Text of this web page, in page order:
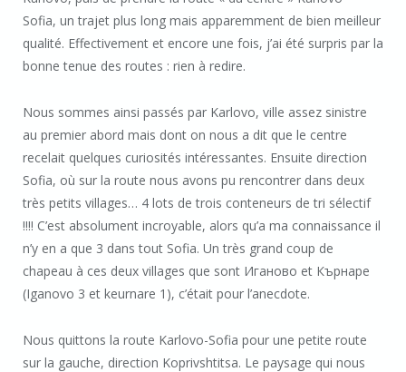
Sofia, un trajet plus long mais apparemment de bien meilleur
qualité. Effectivement et encore une fois, j’ai été surpris par la
bonne tenue des routes : rien à redire.
Nous sommes ainsi passés par Karlovo, ville assez sinistre
au premier abord mais dont on nous a dit que le centre
recelait quelques curiosités intéressantes. Ensuite direction
Sofia, où sur la route nous avons pu rencontrer dans deux
très petits villages… 4 lots de trois conteneurs de tri sélectif
!!!! C’est absolument incroyable, alors qu’a ma connaissance il
n’y en a que 3 dans tout Sofia. Un très grand coup de
chapeau à ces deux villages que sont Иганово et Кърнаре
(Iganovo 3 et keurnare 1), c’était pour l’anecdote.
Nous quittons la route Karlovo-Sofia pour une petite route
sur la gauche, direction Koprivshtitsa. Le paysage qui nous